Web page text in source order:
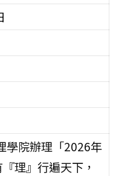
學院辦理「2026年
理』行遍天下，